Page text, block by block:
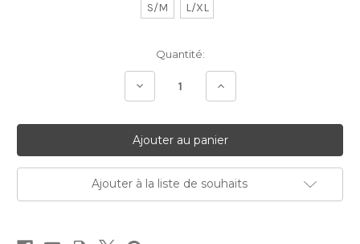
S/M L/XL
Quantité:
Diminuer Augmenter
Ajouter à la liste de souhaits